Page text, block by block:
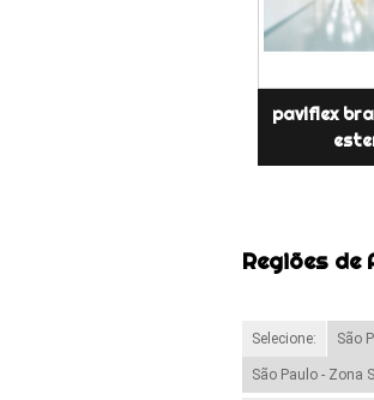
paviflex
Regiões de
Selecione: São
São Paulo - Zona